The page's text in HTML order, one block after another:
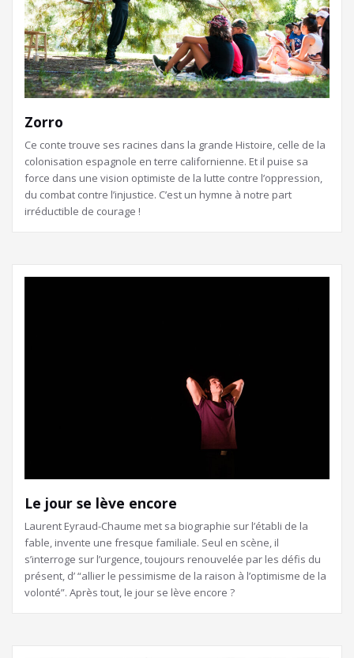
Zorro
Ce conte trouve ses racines dans la grande Histoire, celle de la
colonisation espagnole en terre californienne. Et il puise sa
force dans une vision optimiste de la lutte contre l’oppression,
du combat contre l’injustice. C’est un hymne à notre part
irréductible de courage !
Le jour se lève encore
Laurent Eyraud-Chaume met sa biographie sur l’établi de la
fable, invente une fresque familiale. Seul en scène, il
s’interroge sur l’urgence, toujours renouvelée par les défis du
présent, d’ “allier le pessimisme de la raison à l’optimisme de la
volonté”. Après tout, le jour se lève encore ?